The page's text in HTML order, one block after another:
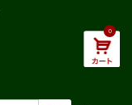
0